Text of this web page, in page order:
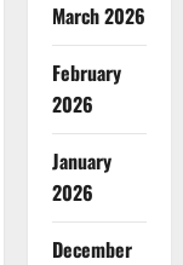
March 2026
February
2026
January
2026
December